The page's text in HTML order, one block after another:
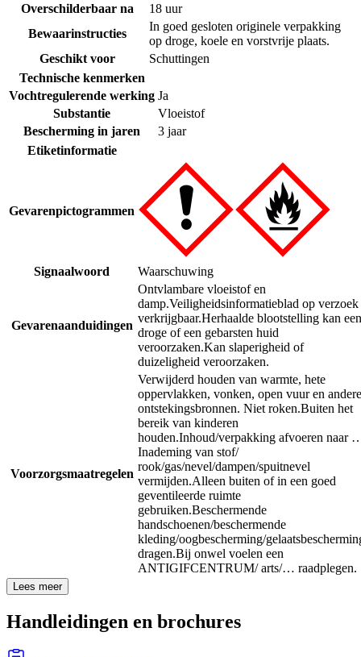
Overschilderbaar na
18 uur
Bewaarinstructies
In goed gesloten originele verpakking
op droge, koele en vorstvrije plaats.
Geschikt voor
Schuttingen
Technische kenmerken
Vochtregulerende werking Ja
Substantie
Vloeistof
Bescherming in jaren
3 jaar
Etiketinformatie
Gevarenpictogrammen
Signaalwoord Waarschuwing
Gevarenaanduidingen
Ontvlambare vloeistof en
damp.Veiligheidsinformatieblad op verzoek
verkrijgbaar.Herhaalde blootstelling kan een
droge of een gebarsten huid
veroorzaken.Kan slaperigheid of
duizeligheid veroorzaken.
Voorzorgsmaatregelen
Verwijderd houden van warmte, hete
oppervlakken, vonken, open vuur en andere
ontstekingsbronnen. Niet roken.Buiten het
bereik van kinderen
houden.Inhoud/verpakking afvoeren naar
Inademing van stof/
rook/gas/nevel/dampen/spuitnevel
vermijden.Alleen buiten of in een goed
geventileerde ruimte
gebruiken.Beschermende
handschoenen/beschermende
kleding/oogbescherming/
dragen.Bij onwel voelen een
ANTIGIFCENTRUM/ arts/… raadplegen.
Lees meer
Handleidingen en brochures